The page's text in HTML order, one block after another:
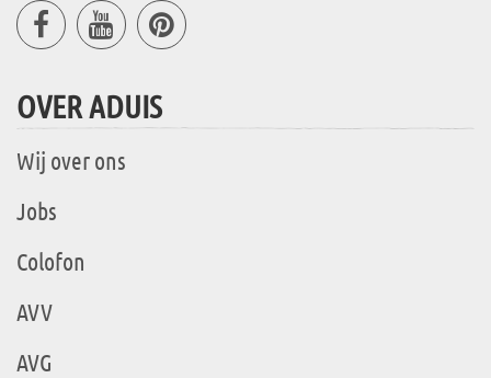
OVER ADUIS
Wij over ons
Jobs
Colofon
AVV
AVG